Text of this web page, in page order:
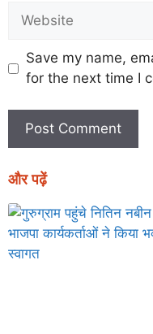
Save my name,
for the next time I
और पढ़ें